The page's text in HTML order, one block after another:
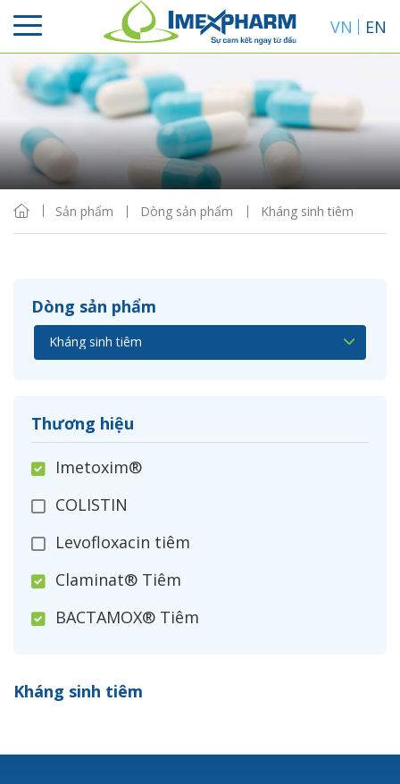
VN EN
Sản phẩm Dòng sản phẩm Kháng sinh tiêm
Dòng sản phẩm
Thương hiệu
Imetoxim®
COLISTIN
Levofloxacin tiêm
Claminat® Tiêm
BACTAMOX® Tiêm
Ceftizoxim®
Kháng sinh tiêm
Sắp xếp
Hiển thị